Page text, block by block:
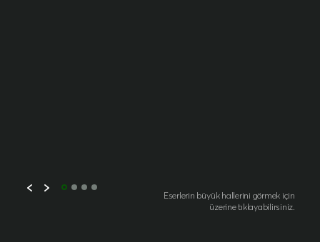
Eserlerin büyük hallerini görmek için
üzerine tıklayabilirsiniz.